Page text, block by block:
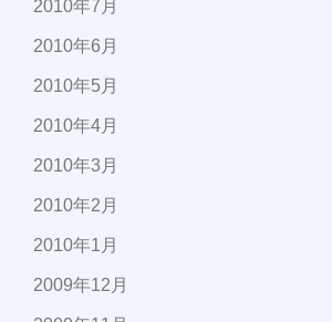
2010年7月
2010年6月
2010年5月
2010年4月
2010年3月
2010年2月
2010年1月
2009年12月